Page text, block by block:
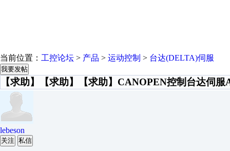
当前位置： 工控论坛 > 产品 > 运动控制 > 台达(DELTA)伺服
我要发帖
【求助】【求助】【求助】CANOPEN控制台达伺
lebeson
关注 私信